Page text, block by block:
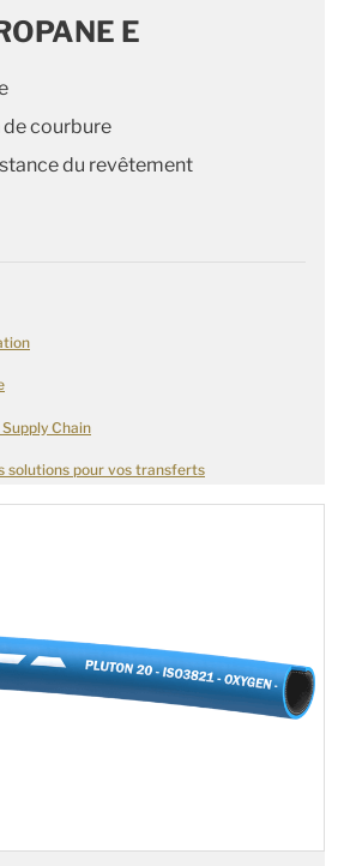
E
de courbure
du revêtement
Chain
solutions pour vos transferts